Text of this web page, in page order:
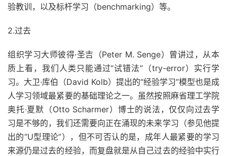
验教训，以及标杆学习（benchmarking）等。
2.过去
组织学习大师彼得·圣吉（Peter M. Senge）曾讲过，从本
质上看，我们人类只能通过“试错法”（try-error）实行学
习。大卫·库伯（David Kolb）提出的“经验学习”模型也是成
人学习领域最紧要的基础理论之一。虽然按照麻省理工学院
奥托·夏默（Otto Scharmer）博士的说法，仅仅向过去学
习是不够的，我们还需要向正在涌现的未来学习（参见他提
出的“U型理论”），但不可否认的是，成年人最紧要的学习
来源仍是过去的经验，而复盘就是从自己过去的经验中实行